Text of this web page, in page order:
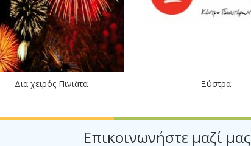
Δια χειρός Πινιάτα Ξύστρα
Επικοινωνήστε μαζί μας